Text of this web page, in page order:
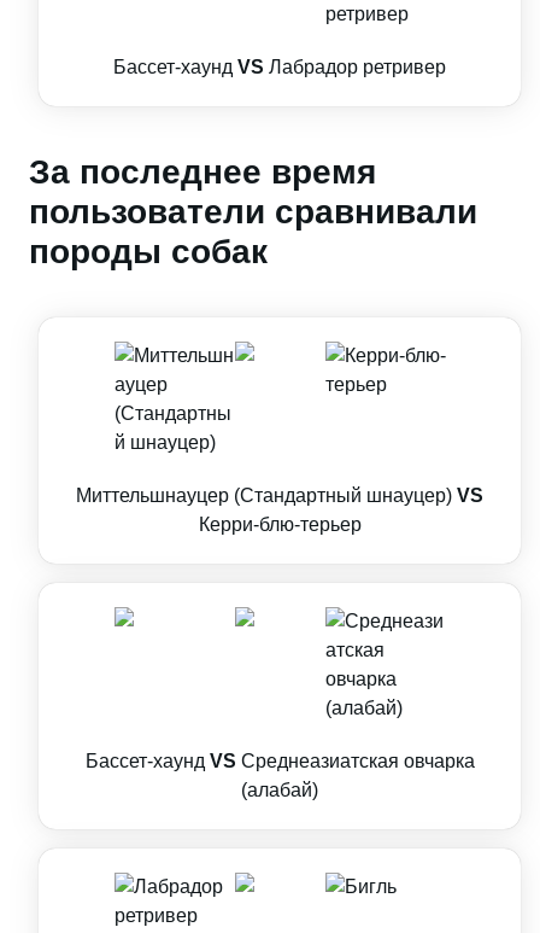
Бассет-хаунд VS Лабрадор ретривер
За последнее время
пользователи сравнивали
породы собак
Миттельшнауцер (Стандартный шнауцер) VS
Керри-блю-терьер
Бассет-хаунд VS Среднеазиатская овчарка
(алабай)